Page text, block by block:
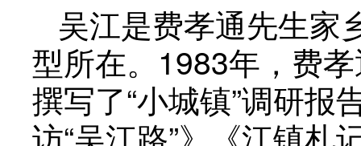
吴江是费孝通先生家
型所在。1983年，费
撰写了“小城镇”调研
访“吴江路”》《江镇